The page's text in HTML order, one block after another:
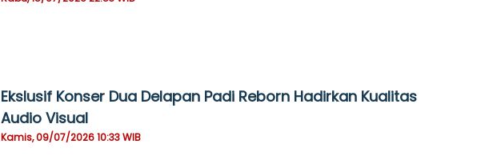
Ekslusif Konser Dua Delapan Padi Reborn Hadirkan Kualitas
Audio Visual
Kamis, 09/07/2026 10:33 WIB